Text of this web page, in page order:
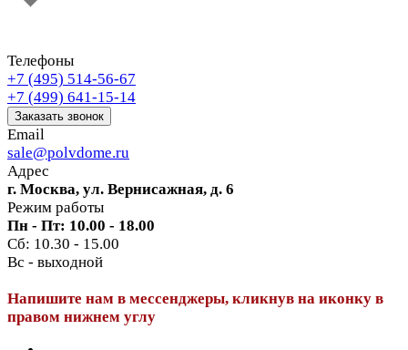
Телефоны
+7 (495) 514-56-67
+7 (499) 641-15-14
Заказать звонок
Email
sale@polvdome.ru
Адрес
г. Москва, ул. Вернисажная, д. 6
Режим работы
Пн - Пт: 10.00 - 18.00
Сб: 10.30 - 15.00
Вс - выходной
Напишите нам в мессенджеры, кликнув на иконку в
правом нижнем углу